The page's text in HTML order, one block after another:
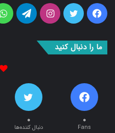
فیس
توییتر اینستاگرامتلگرام
ما را دنبال کنید
۰
Fans
۰
دنبال کننده‌ها